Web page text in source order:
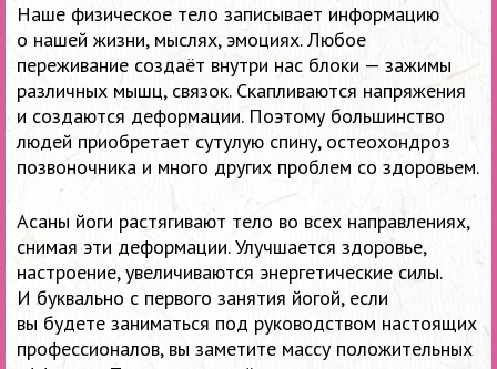
Наше физическое тело записывает информацию
о нашей жизни, мыслях, эмоциях. Любое
переживание создаёт внутри нас блоки — зажимы
различных мышц, связок. Скапливаются напряжения
и создаются деформации. Поэтому большинство
людей приобретает сутулую спину, остеохондроз
позвоночника и много других проблем со здоровьем.
Асаны йоги растягивают тело во всех направлениях,
снимая эти деформации. Улучшается здоровье,
настроение, увеличиваются энергетические силы.
И буквально с первого занятия йогой, если
вы будете заниматься под руководством настоящих
профессионалов, вы заметите массу положительных